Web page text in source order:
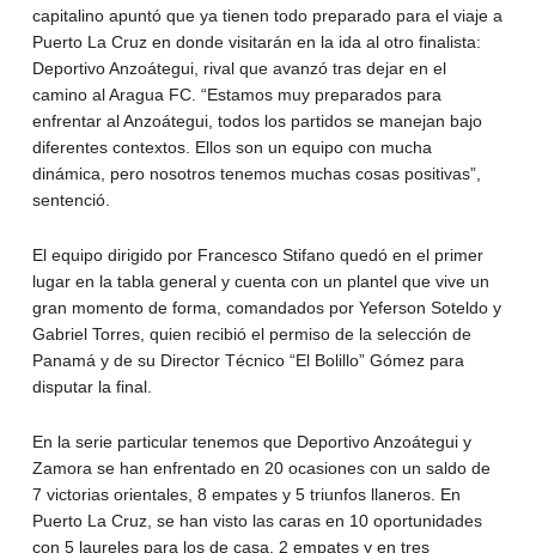
capitalino apuntó que ya tienen todo preparado para el viaje a
Puerto La Cruz en donde visitarán en la ida al otro finalista:
Deportivo Anzoátegui, rival que avanzó tras dejar en el
camino al Aragua FC. “Estamos muy preparados para
enfrentar al Anzoátegui, todos los partidos se manejan bajo
diferentes contextos. Ellos son un equipo con mucha
dinámica, pero nosotros tenemos muchas cosas positivas”,
sentenció.
El equipo dirigido por Francesco Stifano quedó en el primer
lugar en la tabla general y cuenta con un plantel que vive un
gran momento de forma, comandados por Yeferson Soteldo y
Gabriel Torres, quien recibió el permiso de la selección de
Panamá y de su Director Técnico “El Bolillo” Gómez para
disputar la final.
En la serie particular tenemos que Deportivo Anzoátegui y
Zamora se han enfrentado en 20 ocasiones con un saldo de
7 victorias orientales, 8 empates y 5 triunfos llaneros. En
Puerto La Cruz, se han visto las caras en 10 oportunidades
con 5 laureles para los de casa, 2 empates y en tres